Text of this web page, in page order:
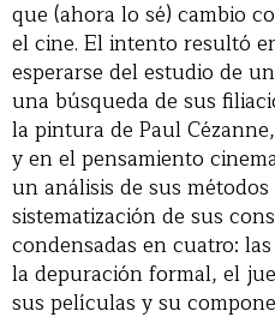
que (ahora lo sé) cambio
el cine. El intento resultó
esperarse del estudio de
una búsqueda de sus
la pintura de Paul
y en el pensamiento
un análisis de sus
sistematización de sus
condensadas en cuatro:
la depuración formal, el
sus películas y su